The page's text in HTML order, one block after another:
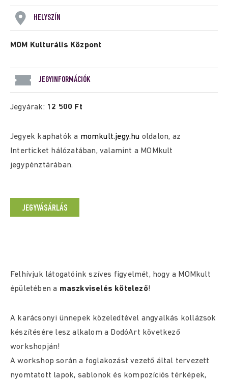
HELYSZÍN
MOM Kulturális Központ
JEGYINFORMÁCIÓK
Jegyárak: 12 500 Ft
Jegyek kaphatók a momkult.jegy.hu oldalon, az
Interticket hálózatában, valamint a MOMkult
jegypénztárában.
JEGYVÁSÁRLÁS
Felhívjuk látogatóink szíves figyelmét, hogy a MOMkult
épületében a maszkviselés kötelező!
A karácsonyi ünnepek közeledtével angyalkás kollázsok
készítésére lesz alkalom a DodóArt következő
workshopján!
A workshop során a foglakozást vezető által tervezett
nyomtatott lapok, sablonok és kompozíciós térképek,